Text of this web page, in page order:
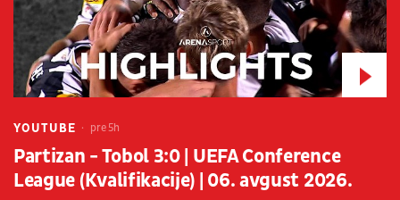
YOUTUBE pre 5h
Partizan - Tobol 3:0 | UEFA Conference
League (Kvalifikacije) | 06. avgust 2026.